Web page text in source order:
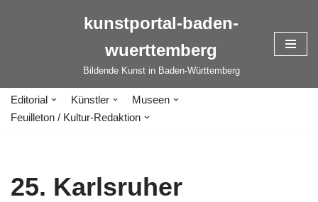
kunstportal-baden-
wuerttemberg
Bildende Kunst in Baden-Württemberg
Editorial Künstler
Museen
Feuilleton / Kultur-Redaktion
25. Karlsruher